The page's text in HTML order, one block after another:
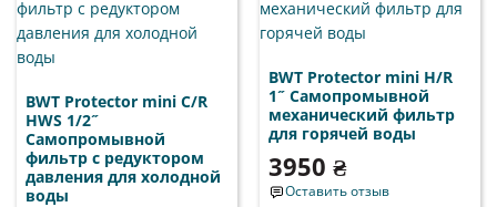
BWT Protector mini C/R
HWS 1/2˝
Самопромывной
фильтр с редуктором
давления для холодной
воды
BWT Protector mini H/R
1˝ Самопромывной
механический фильтр
для горячей воды
3950 ₴
Оставить отзыв